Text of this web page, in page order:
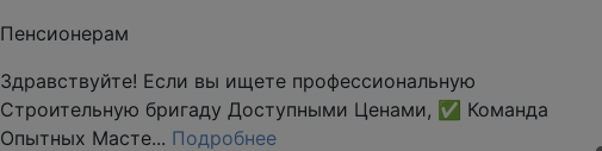
Пенсионерам
Здравствуйте! Если вы ищете профессиональную
Строительную бригаду Доступными Ценами, ✅ Команда
Опытных Масте... Подробнее